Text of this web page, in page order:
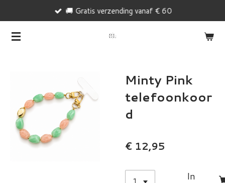
naar
🚚 Gratis verzending vanaf € 60
Minty Pink
telefoonkoor
d
€ 12,95
In